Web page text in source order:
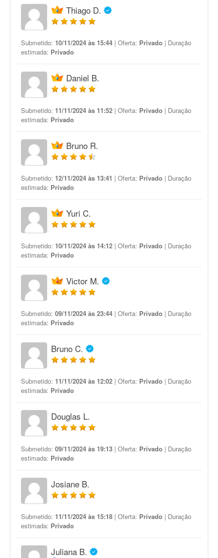
Thiago D.
Submetido: 10/11/2024 às 15:44 | Oferta: Privado | Duração
estimada: Privado
Daniel B.
Submetido: 11/11/2024 às 11:52 | Oferta: Privado | Duração
estimada: Privado
Bruno R.
Submetido: 12/11/2024 às 13:41 | Oferta: Privado | Duração
estimada: Privado
Yuri C.
Submetido: 10/11/2024 às 14:12 | Oferta: Privado | Duração
estimada: Privado
Victor M.
Submetido: 09/11/2024 às 23:44 | Oferta: Privado | Duração
estimada: Privado
Bruno C.
Submetido: 11/11/2024 às 12:02 | Oferta: Privado | Duração
estimada: Privado
Douglas L.
Submetido: 09/11/2024 às 19:13 | Oferta: Privado | Duração
estimada: Privado
Josiane B.
Submetido: 11/11/2024 às 15:18 | Oferta: Privado | Duração
estimada: Privado
Juliana B.